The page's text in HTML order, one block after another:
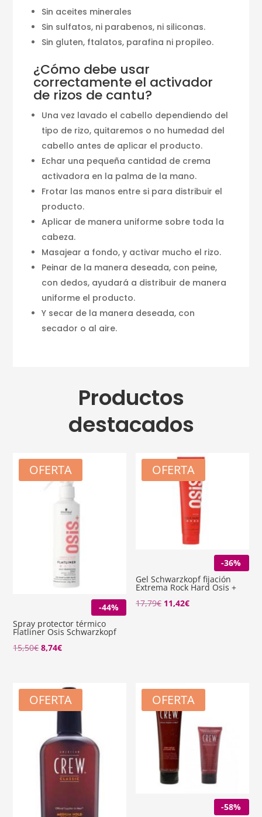
Sin aceites minerales
Sin sulfatos, ni parabenos, ni siliconas.
Sin gluten, ftalatos, parafina ni propileo.
¿Cómo debe usar
correctamente el activador
de rizos de cantu?
Una vez lavado el cabello dependiendo del
tipo de rizo, quitaremos o no humedad del
cabello antes de aplicar el producto.
Echar una pequeña cantidad de crema
activadora en la palma de la mano.
Frotar las manos entre si para distribuir el
producto.
Aplicar de manera uniforme sobre toda la
cabeza.
Masajear a fondo, y activar mucho el rizo.
Peinar de la manera deseada, con peine,
con dedos, ayudará a distribuir de manera
uniforme el producto.
Y secar de la manera deseada, con
secador o al aire.
Productos
destacados
OFERTA
-44%
Spray protector térmico
Flatliner Osis Schwarzkopf
15,50€El
8,74€El
8,74€.
OFERTA
-36%
Gel Schwarzkopf fijación
Extrema Rock Hard Osis +
17,79€ El
11,42€El
OFERTA OFERTA
-58%